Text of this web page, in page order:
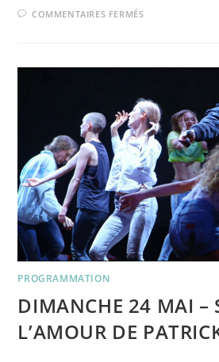
COMMENTAIRES FERMÉSSUR
SOIRÉE
25
ANS
DE
CENT
SOLEILS
!
PROGRAMMATION
DIMANCHE 24 MAI –
L’AMOUR DE